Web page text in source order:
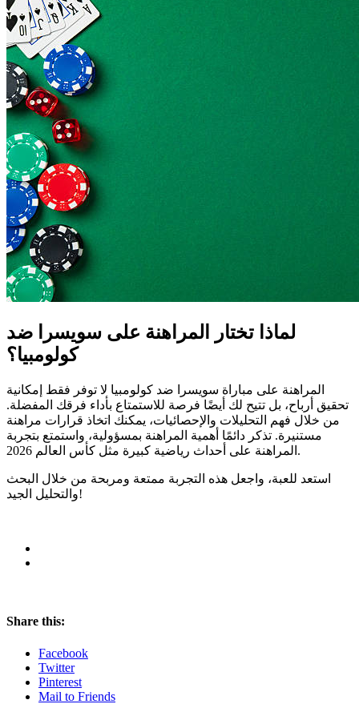
لماذا تختار المراهنة على سويسرا ضد
كولومبيا؟
المراهنة على مباراة سويسرا ضد كولومبيا لا توفر فقط إمكانية
تحقيق أرباح، بل تتيح لك أيضًا فرصة للاستمتاع بأداء فرقك المفضلة.
من خلال فهم التحليلات والإحصائيات، يمكنك اتخاذ قرارات مراهنة
مستنيرة. تذكر دائمًا أهمية المراهنة بمسؤولية، واستمتع بتجربة
المراهنة على أحداث رياضية كبيرة مثل كأس العالم 2026.
استعد للعبة، واجعل هذه التجربة ممتعة ومربحة من خلال البحث
والتحليل الجيد!
Share this:
Facebook
Twitter
Pinterest
Mail to Friends